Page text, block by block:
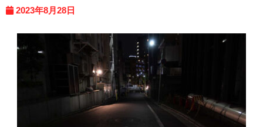
2023年8月28日